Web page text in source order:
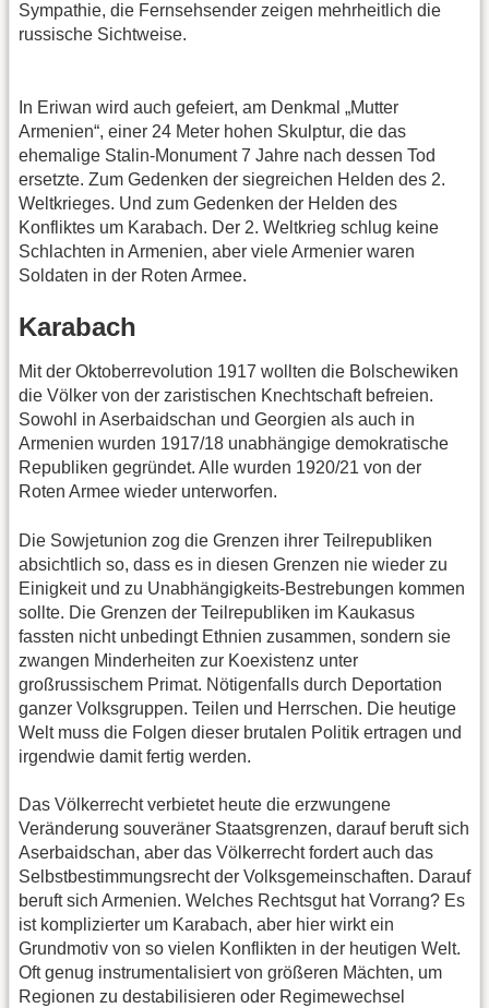
Sympathie, die Fernsehsender zeigen mehrheitlich die
russische Sichtweise.
In Eriwan wird auch gefeiert, am Denkmal „Mutter
Armenien“, einer 24 Meter hohen Skulptur, die das
ehemalige Stalin-Monument 7 Jahre nach dessen Tod
ersetzte. Zum Gedenken der siegreichen Helden des 2.
Weltkrieges. Und zum Gedenken der Helden des
Konfliktes um Karabach. Der 2. Weltkrieg schlug keine
Schlachten in Armenien, aber viele Armenier waren
Soldaten in der Roten Armee.
Karabach
Mit der Oktoberrevolution 1917 wollten die Bolschewiken
die Völker von der zaristischen Knechtschaft befreien.
Sowohl in Aserbaidschan und Georgien als auch in
Armenien wurden 1917/18 unabhängige demokratische
Republiken gegründet. Alle wurden 1920/21 von der
Roten Armee wieder unterworfen.
Die Sowjetunion zog die Grenzen ihrer Teilrepubliken
absichtlich so, dass es in diesen Grenzen nie wieder zu
Einigkeit und zu Unabhängigkeits-Bestrebungen kommen
sollte. Die Grenzen der Teilrepubliken im Kaukasus
fassten nicht unbedingt Ethnien zusammen, sondern sie
zwangen Minderheiten zur Koexistenz unter
großrussischem Primat. Nötigenfalls durch Deportation
ganzer Volksgruppen. Teilen und Herrschen. Die heutige
Welt muss die Folgen dieser brutalen Politik ertragen und
irgendwie damit fertig werden.
Das Völkerrecht verbietet heute die erzwungene
Veränderung souveräner Staatsgrenzen, darauf beruft sich
Aserbaidschan, aber das Völkerrecht fordert auch das
Selbstbestimmungsrecht der Volksgemeinschaften. Darauf
beruft sich Armenien. Welches Rechtsgut hat Vorrang? Es
ist komplizierter um Karabach, aber hier wirkt ein
Grundmotiv von so vielen Konflikten in der heutigen Welt.
Oft genug instrumentalisiert von größeren Mächten, um
Regionen zu destabilisieren oder Regimewechsel